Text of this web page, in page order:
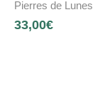
Pierres de Lunes
33,00€